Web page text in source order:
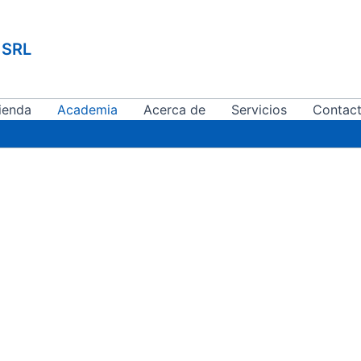
Academia Acerca de Servicios